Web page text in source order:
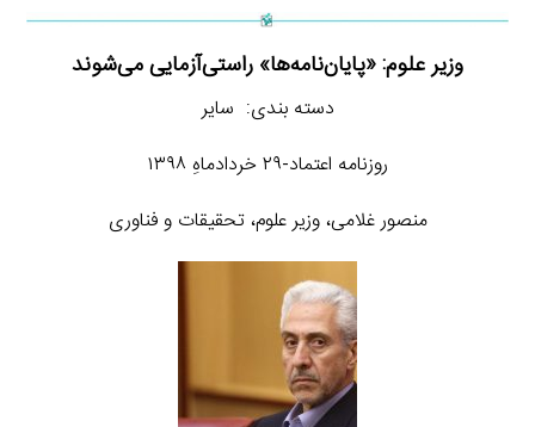
وزیر علوم: «پایان‌نامه‌ها» راستی‌آزمایی می‌شوند
دسته بندی: سایر
روزنامه اعتماد-۲۹ خردادماهِ ۱۳۹۸
منصور غلامی، وزیر علوم، تحقیقات و فناوری